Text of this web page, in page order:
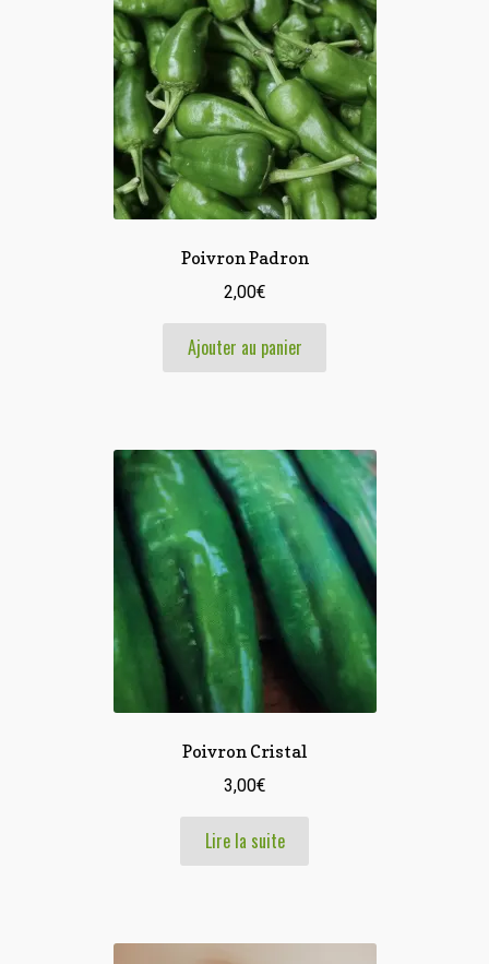
Poivron Padron
2,00€
Ajouter au panier
Poivron Cristal
3,00€
Lire la suite